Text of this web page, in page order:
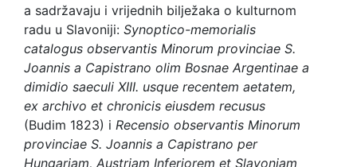
a sadržavaju i vrijednih bilježaka o kulturnom
radu u Slavoniji: Synoptico-memorialis
catalogus observantis Minorum provinciae S.
Joannis a Capistrano olim Bosnae Argentinae a
dimidio saeculi XIII. usque recentem aetatem,
ex archivo et chronicis eiusdem recusus
(Budim 1823) i Recensio observantis Minorum
provinciae S. Joannis a Capistrano per
Hungariam, Austriam Inferiorem et Slavoniam